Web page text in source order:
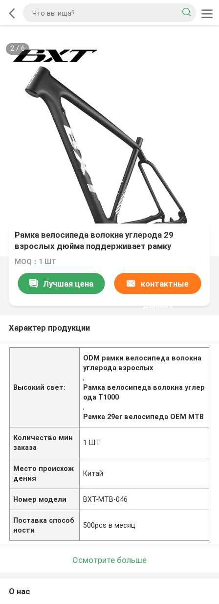
2/ 6
Рамка велосипеда волокна углерода 29
взрослых дюйма поддерживает рамку
велосипеда MTB
MOQ：1 ШТ
Лучшая цена контактные
данные
Характер продукции
Высокий свет:
ODM рамки велосипеда волокна
углерода взрослых
,
Рамка велосипеда волокна углер
ода T1000
,
Рамка 29er велосипеда OEM MTB
Количество мин
заказа
1 ШТ
Место происхож
дения
Китай
Номер модели BXT-MTB-046
Поставка способ
ности
500pcs в месяц
Осмотрите больше
О нас